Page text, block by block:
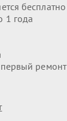
бесплатно
1 года
ремонт